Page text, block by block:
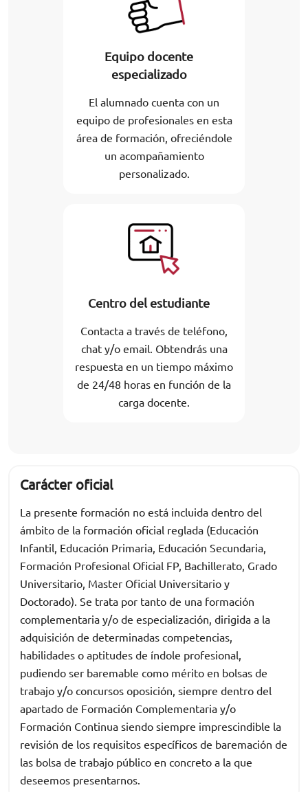
Equipo docente
especializado
El alumnado cuenta con un
equipo de profesionales en esta
área de formación, ofreciéndole
un acompañamiento
personalizado.
Centro del estudiante
Contacta a través de teléfono,
chat y/o email. Obtendrás una
respuesta en un tiempo máximo
de 24/48 horas en función de la
carga docente.
Carácter oficial
La presente formación no está incluida dentro del
ámbito de la formación oficial reglada (Educación
Infantil, Educación Primaria, Educación Secundaria,
Formación Profesional Oficial FP, Bachillerato, Grado
Universitario, Master Oficial Universitario y
Doctorado). Se trata por tanto de una formación
complementaria y/o de especialización, dirigida a la
adquisición de determinadas competencias,
habilidades o aptitudes de índole profesional,
pudiendo ser baremable como mérito en bolsas de
trabajo y/o concursos oposición, siempre dentro del
apartado de Formación Complementaria y/o
Formación Continua siendo siempre imprescindible la
revisión de los requisitos específicos de baremación de
las bolsa de trabajo público en concreto a la que
deseemos presentarnos.